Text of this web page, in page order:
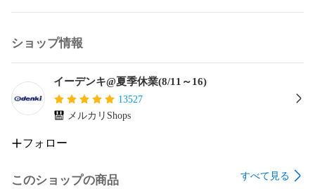
ります｡)ご使用前に製品の点検を十分に行い破損や緩み等が
あれば絶対に使用しないでください｡(作業中に分解し被削材
や周辺を破損させたりｹｶﾞをする危険もあります｡)機械の安全
ｶﾊﾞｰや材料反発防止装置を正しく取り付けて作業してくださ
い｡(ﾁｯﾌﾟｿｰやﾀﾞｲﾔﾓﾝﾄﾞｶｯﾀｰの場合)感電防止用漏電遮断装置
の設置された電源を使用してください｡(水を使用する場合)ｺﾞ
ﾑ長靴やｺﾞﾑ手袋等を着用してください｡(水を使用する場合)高
所作業では安全帯を着用してください｡切削片の落下防止処置
を取ってください｡作業現場に第三者の立ち入りを制限してく
4986362200042
ショップ情報
イーデンキ@夏季休業(8/11～16)
13527
メルカリShops
フォロー
このショップの商品 すべて見る